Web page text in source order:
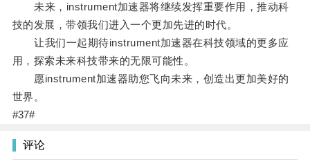
未来，instrument加速器将继续发挥重要作用，推动科
技的发展，带领我们进入一个更加先进的时代。
让我们一起期待instrument加速器在科技领域的更多应
用，探索未来科技带来的无限可能性。
愿instrument加速器助您飞向未来，创造出更加美好的
世界。
#37#
评论